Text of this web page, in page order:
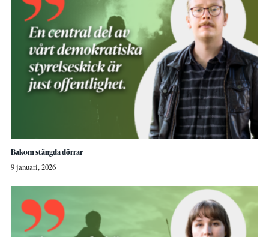
Bakom stängda dörrar
9 januari, 2026